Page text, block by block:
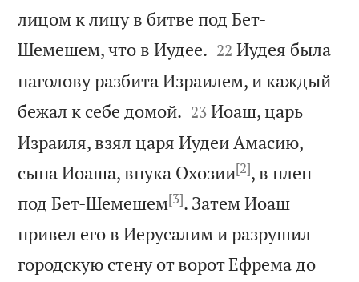
лицом к лицу в битве под Бет-
Шемешем, что в Иудее. 

22 Иудея была
наголову разбита Израилем, и каждый
бежал к себе домой. 

23 Иоаш, царь
Израиля, взял царя Иудеи Амасию,
сына Иоаша, внука Охозии[2], в плен
под Бет-Шемешем[3]. Затем Иоаш
привел его в Иерусалим и разрушил
городскую стену от ворот Ефрема до